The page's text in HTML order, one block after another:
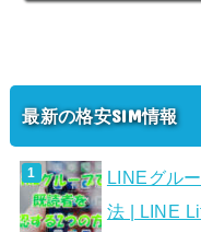
最新の格安SIM情報
LINEグル
法 | LINE